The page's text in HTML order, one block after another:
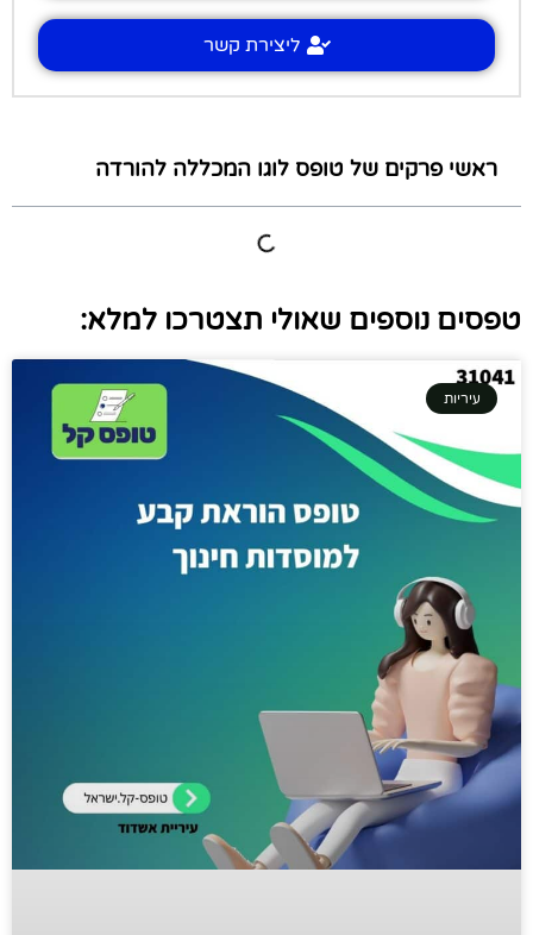
ליצירת קשר
ראשי פרקים של טופס לוגו המכללה להורדה
טפסים נוספים שאולי תצטרכו למלא:
עיריות